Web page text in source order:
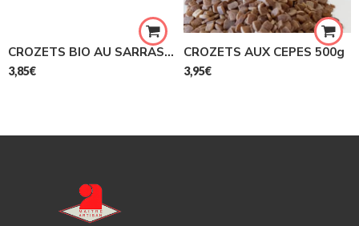
CROZETS BIO AU SARRASIN 400g
3,85€
CROZETS AUX CEPES 500g
3,95€